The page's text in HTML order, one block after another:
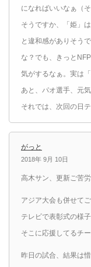
になればいいなぁ（
そうですか、「姫」
と違和感がありそう
な？でも、きっと
気がするなぁ。実は
あと、パオ選手、元
それでは、次回の日
がっと
2018年 9月 10日
高木サン、更新ご苦労
アジア大会も併せて
テレビで表彰式の様
そこに応援してるチ
昨日の試合、結果は